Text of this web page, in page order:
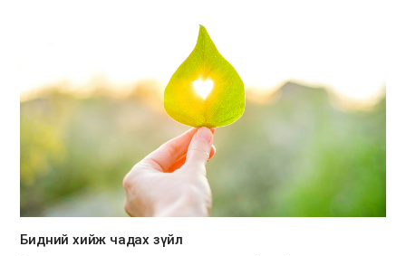
​Бидний хийж чадах зүйл